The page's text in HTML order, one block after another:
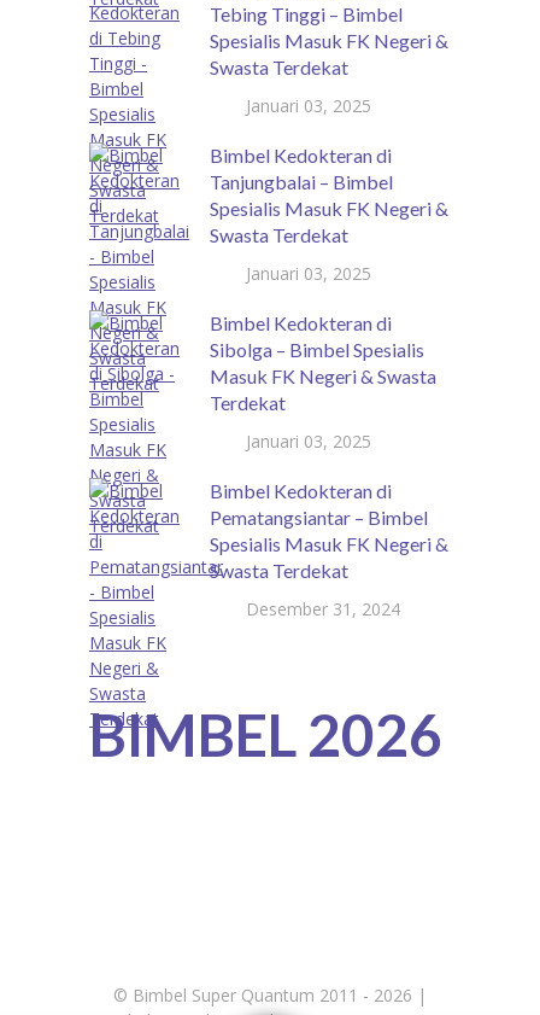
Tebing Tinggi – Bimbel
Spesialis Masuk FK Negeri &
Swasta Terdekat
Januari 03, 2025
Bimbel Kedokteran di
Tanjungbalai – Bimbel
Spesialis Masuk FK Negeri &
Swasta Terdekat
Januari 03, 2025
Bimbel Kedokteran di
Sibolga – Bimbel Spesialis
Masuk FK Negeri & Swasta
Terdekat
Januari 03, 2025
Bimbel Kedokteran di
Pematangsiantar – Bimbel
Spesialis Masuk FK Negeri &
Swasta Terdekat
Desember 31, 2024
BIMBEL 2026
© Bimbel Super Quantum 2011 - 2026 |